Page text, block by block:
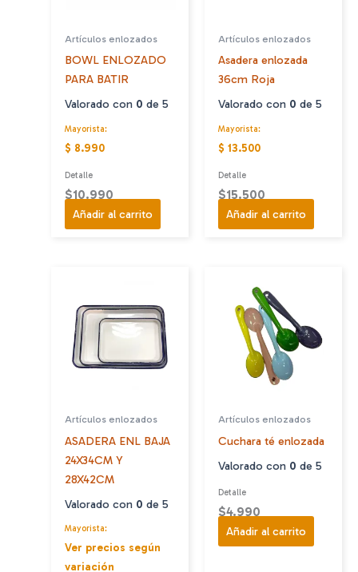
Artículos enlozados
BOWL ENLOZADO
PARA BATIR
Valorado con 0 de 5
Mayorista:
$ 8.990
Detalle
$10.990
Añadir al carrito
Artículos enlozados
Asadera enlozada
36cm Roja
Valorado con 0 de 5
Mayorista:
$ 13.500
Detalle
$15.500
Añadir al carrito
Artículos enlozados
ASADERA ENL BAJA
24X34CM Y
28X42CM
Valorado con 0 de 5
Mayorista:
Ver precios según
variación
Artículos enlozados
Cuchara té enlozada
Valorado con 0 de 5
Detalle
$4.990
Añadir al carrito